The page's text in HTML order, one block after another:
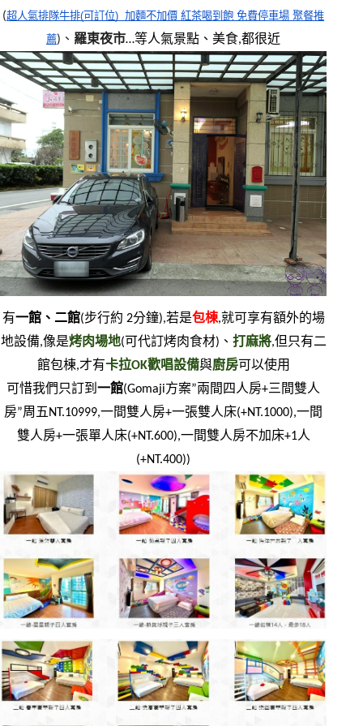
(超人氣排隊牛排(可訂位)  加麵不加價 紅茶喝到飽 免費停車場 聚餐推
薦)、 羅東夜市…等人氣景點、美食,都很近
有一館、二館(步行約 2分鐘),若是包棟,就可享有額外的場
地設備,像是烤肉場地(可代訂烤肉食材)、 打麻將,但只有二
館包棟,才有卡拉OK歡唱設備與廚房可以使用
可惜我們只訂到一館(Gomaji方案”兩間四人房+三間雙人
房”周五NT.10999,一間雙人房+一張雙人床(+NT.1000),一間
雙人房+一張單人床(+NT.600),一間雙人房不加床+1人
(+NT.400))